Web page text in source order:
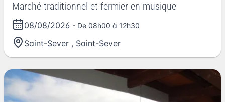
Marché traditionnel et fermier en musique
08/08/2026 - De 08h00 à 12h30
Saint-Sever , Saint-Sever